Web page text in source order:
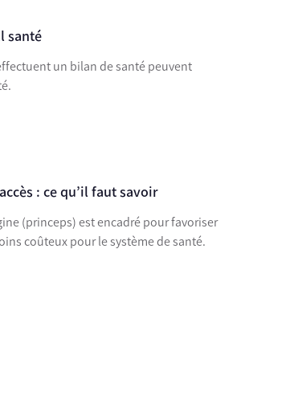
santé
un bilan de santé peuvent
: ce qu’il faut savoir
(princeps) est encadré pour favoriser
coûteux pour le système de santé.